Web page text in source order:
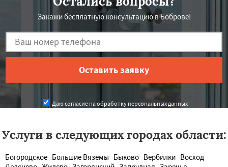
Закажи бесплатную консультацию в Боброве!
Даю согласие на обработку персональных данных
Услуги в следующих городах области:
Богородское Большие Вяземы Быково Вербилки Восход